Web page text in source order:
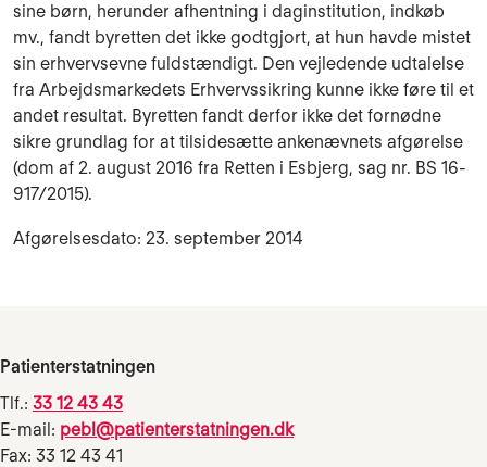
sine børn, herunder afhentning i daginstitution, indkøb
mv., fandt byretten det ikke godtgjort, at hun havde mistet
sin erhvervsevne fuldstændigt. Den vejledende udtalelse
fra Arbejdsmarkedets Erhvervssikring kunne ikke føre til et
andet resultat. Byretten fandt derfor ikke det fornødne
sikre grundlag for at tilsidesætte ankenævnets afgørelse
(dom af 2. august 2016 fra Retten i Esbjerg, sag nr. BS 16-
917/2015).
Afgørelsesdato: 23. september 2014
Patienterstatningen
Tlf.: 33 12 43 43
E-mail: pebl@patienterstatningen.dk
Fax: 33 12 43 41